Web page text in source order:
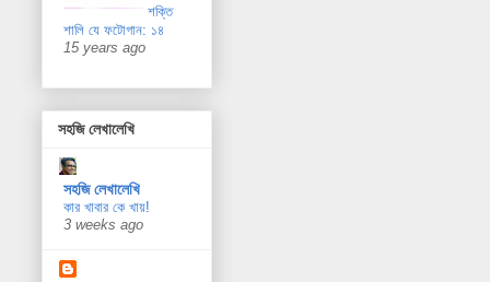
শক্তি
শালি যে ফটোগান: ১৪
15 years ago
সহজি লেখালেখি
সহজি লেখালেখি
কার খাবার কে খায়!
3 weeks ago